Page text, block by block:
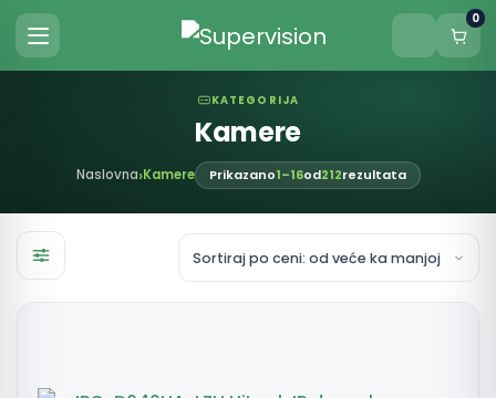
0
KATEGORIJA
Kamere
Naslovna Kamere Prikazano1–16od212rezultata